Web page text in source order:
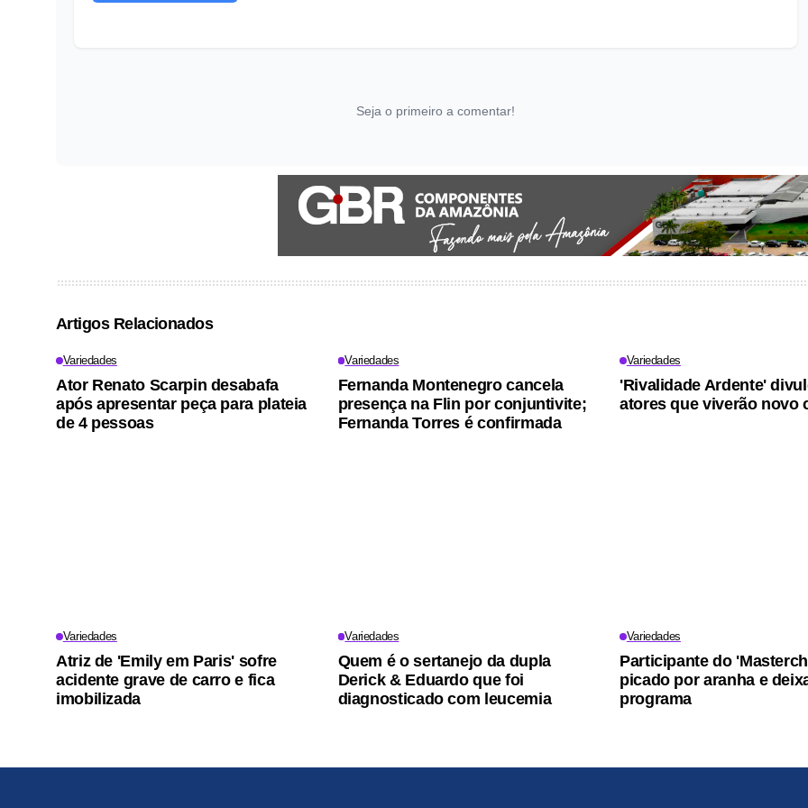
Seja o primeiro a comentar!
Artigos Relacionados
Variedades
Ator Renato Scarpin desabafa
após apresentar peça para plateia
de 4 pessoas
Variedades
Fernanda Montenegro cancela
presença na Flin por conjuntivite;
Fernanda Torres é confirmada
Variedades
'Rivalidade Ardente'
atores que viverão novo
Variedades
Atriz de 'Emily em Paris' sofre
acidente grave de carro e fica
imobilizada
Variedades
Quem é o sertanejo da dupla
Derick & Eduardo que foi
diagnosticado com leucemia
Variedades
Participante do
picado por aranha e
programa